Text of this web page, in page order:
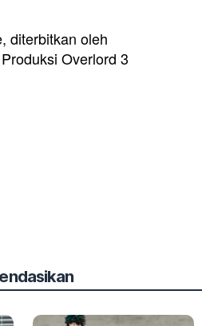
diterbitkan oleh
Overlord 3